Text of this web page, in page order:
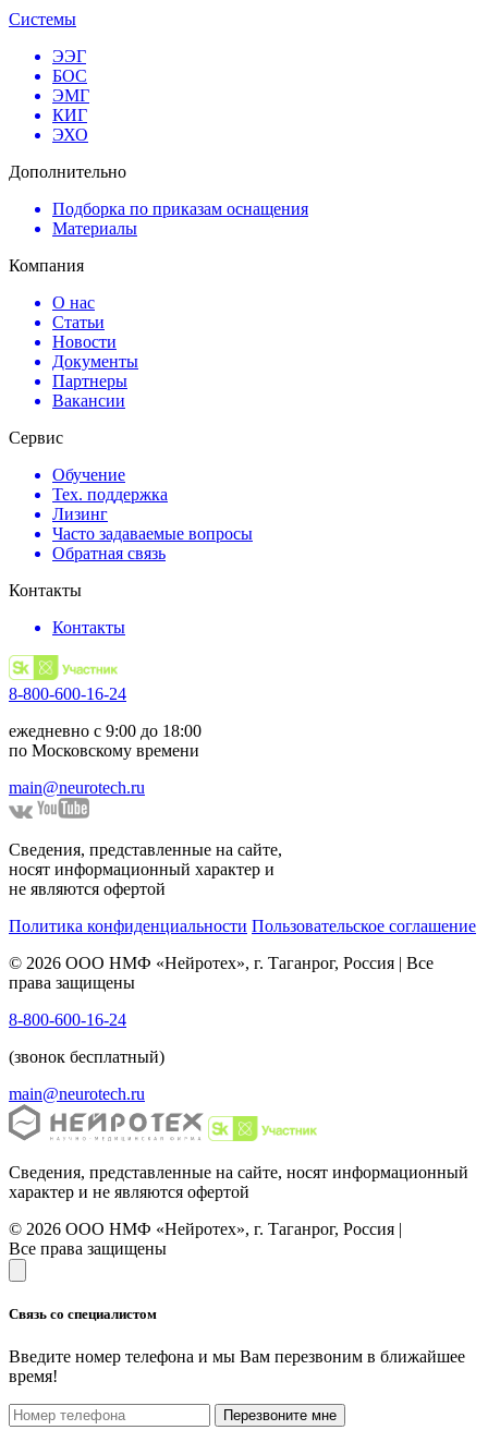
Системы
ЭЭГ
БОС
ЭМГ
КИГ
ЭХО
Дополнительно
Подборка по приказам оснащения
Материалы
Компания
О нас
Статьи
Новости
Документы
Партнеры
Вакансии
Сервис
Обучение
Тех. поддержка
Лизинг
Часто задаваемые вопросы
Обратная связь
Контакты
Контакты
8-800-600-16-24
ежедневно с 9:00 до 18:00
по Московскому времени
main@neurotech.ru
Сведения, представленные на сайте,
носят информационный характер и
не являются офертой
Политика конфиденциальности Пользовательское соглашение
© 2026 ООО НМФ «Нейротех», г. Таганрог, Россия | Все
права защищены
8-800-600-16-24
(звонок бесплатный)
main@neurotech.ru
Сведения, представленные на сайте, носят информационный
характер и не являются офертой
© 2026 ООО НМФ «Нейротех», г. Таганрог, Россия |
Все права защищены
Связь со специалистом
Введите номер телефона и мы Вам перезвоним в ближайшее
время!
Перезвоните мне